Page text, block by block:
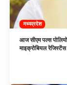
मध्यप्रदेश
आज सीएम पल्स
माइक्रोबियल